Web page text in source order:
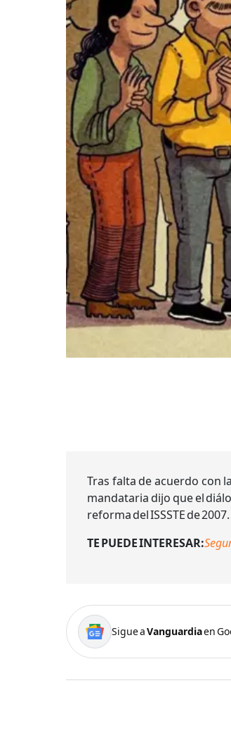
Tras falta de acuerdo con
mandataria dijo que el
reforma del ISSSTE de 2007.
TE PUEDE INTERESAR:
Sigue aVanguardiaen